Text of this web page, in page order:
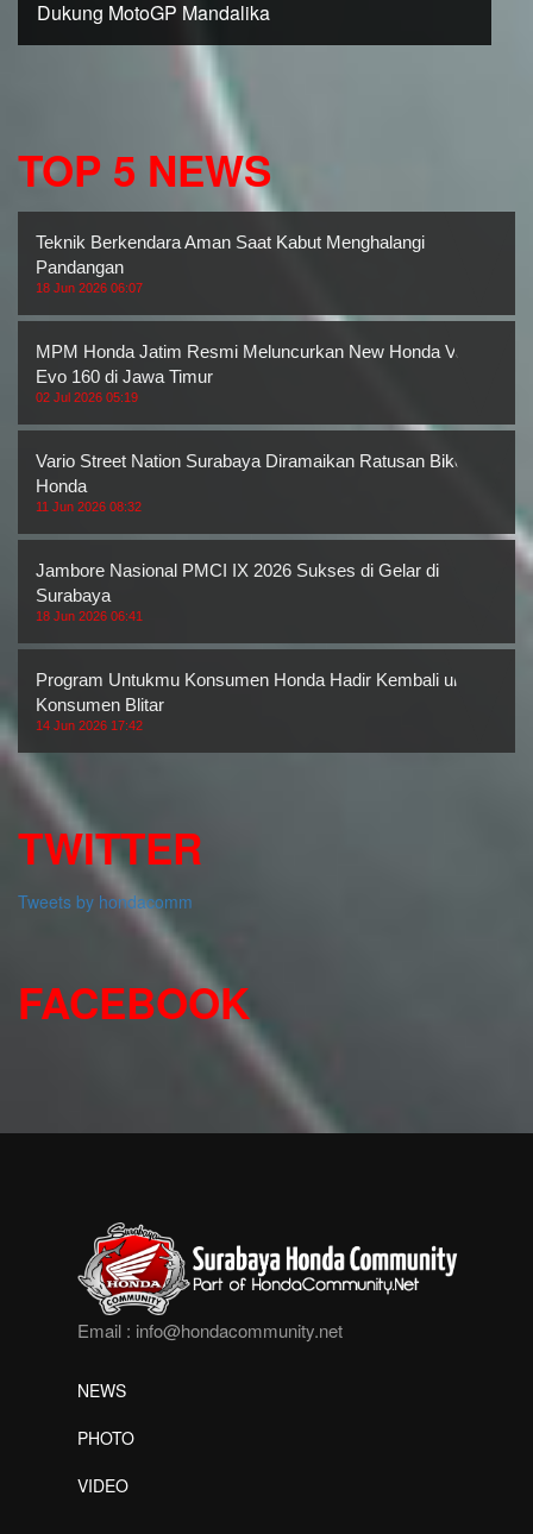
Dukung MotoGP Mandalika
TOP 5 NEWS
Teknik Berkendara Aman Saat Kabut Menghalangi
Pandangan
18 Jun 2026 06:07
MPM Honda Jatim Resmi Meluncurkan New Honda Vario
Evo 160 di Jawa Timur
02 Jul 2026 05:19
Vario Street Nation Surabaya Diramaikan Ratusan Bikers
Honda
11 Jun 2026 08:32
Jambore Nasional PMCI IX 2026 Sukses di Gelar di
Surabaya
18 Jun 2026 06:41
Program Untukmu Konsumen Honda Hadir Kembali untuk
Konsumen Blitar
14 Jun 2026 17:42
TWITTER
Tweets by hondacomm
FACEBOOK
Email : info@hondacommunity.net
NEWS
PHOTO
VIDEO